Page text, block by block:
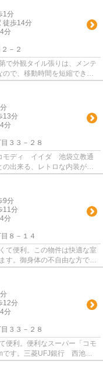
1分
徒歩14分
分
２－２
で外観タイル張りは、メンテ
で、移動時間を短縮できま
...
13分
分
目３３－２８
モディ イイダ 池袋立教通
出来る、レトロな内装が好
も...
9分
11分
分
目８－１４
て便利。この物件は快適な室
す。御身体の不自由な方でも
12分
分
目３３－２８
便利。便利なスーパー「コモ
す。三菱UFJ銀行 西池袋
んで...